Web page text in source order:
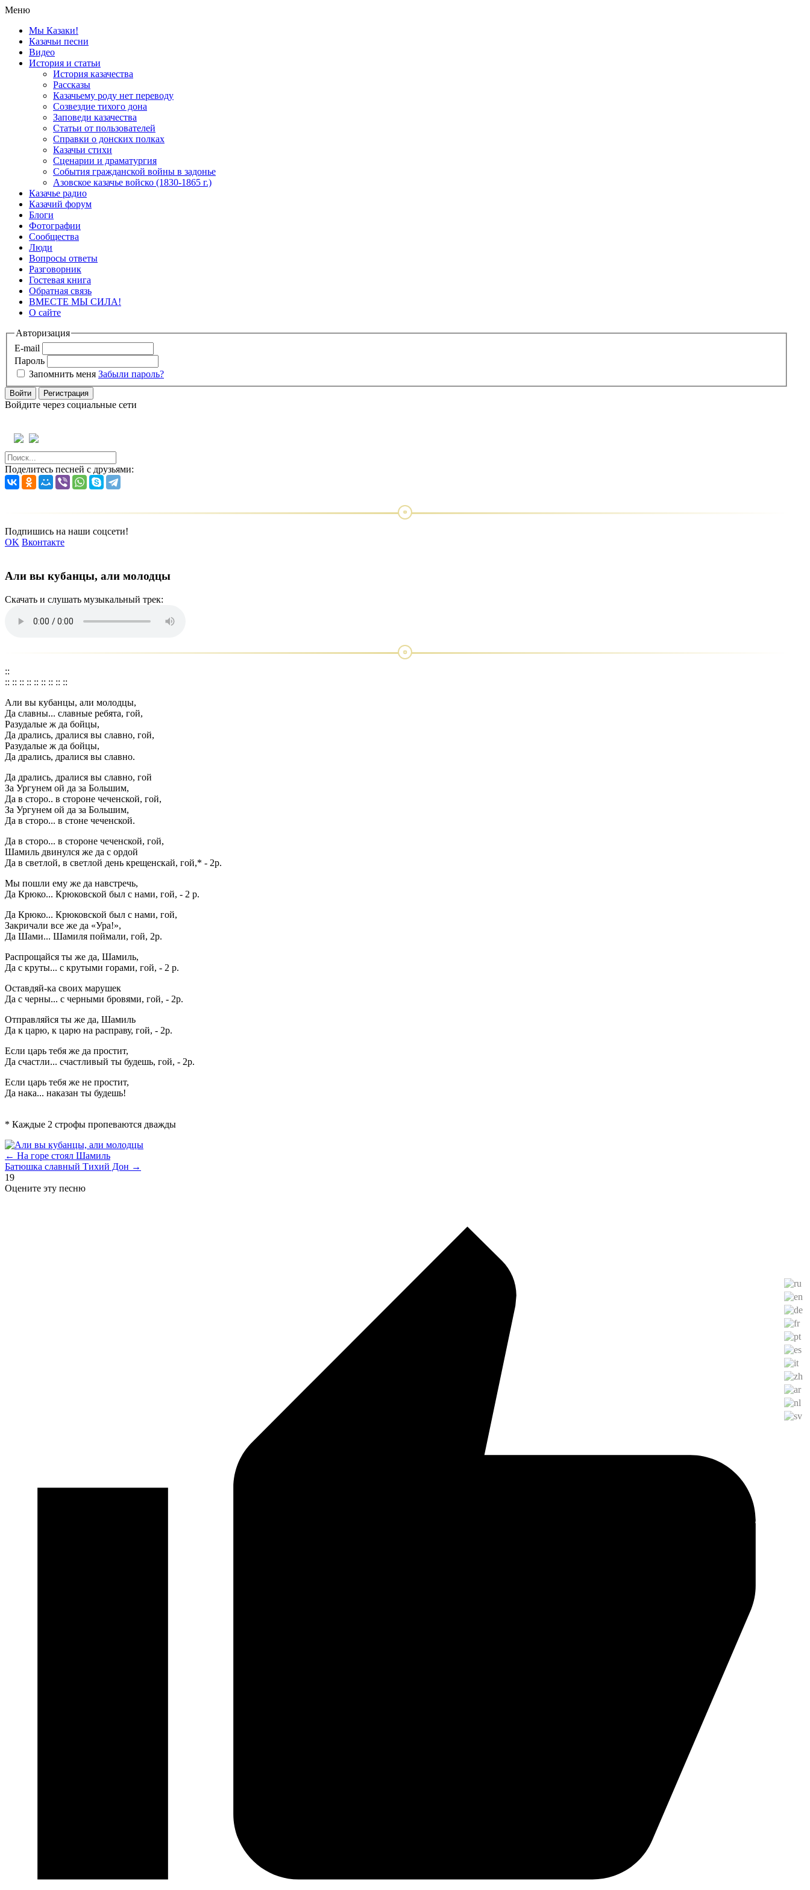
Меню
Мы Казаки!
Казачьи песни
Видео
История и статьи
История казачества
Рассказы
Казачьему роду нет переводу
Созвездие тихого дона
Заповеди казачества
Статьи от пользователей
Справки о донских полках
Казачьи стихи
Сценарии и драматургия
События гражданской войны в задонье
Азовское казачье войско (1830-1865 г.)
Казачье радио
Казачий форум
Блоги
Фотографии
Сообщества
Люди
Вопросы ответы
Разговорник
Гостевая книга
Обратная связь
ВМЕСТЕ МЫ СИЛА!
О сайте
Авторизация
E-mail
Пароль
Запомнить меня Забыли пароль?
Войти Регистрация
Войдите через социальные сети
Поделитесь песней с друзьями:
Подпишись на наши соцсети!
OK Вконтакте
Али вы кубанцы, али молодцы
Скачать и слушать музыкальный трек:
::
:: :: :: :: :: :: :: :: ::
Али вы кубанцы, али молодцы,
Да славны... славные ребята, гой,
Разудалые ж да бойцы,
Да дрались, дралися вы славно, гой,
Разудалые ж да бойцы,
Да дрались, дралися вы славно.
Да дрались, дралися вы славно, гой
За Ургунем ой да за Большим,
Да в сторо.. в стороне чеченской, гой,
За Ургунем ой да за Большим,
Да в сторо... в стоне чеченской.
Да в сторо... в стороне чеченской, гой,
Шамиль двинулся же да с ордой
Да в светлой, в светлой день крещенскай, гой,* - 2р.
Мы пошли ему же да навстречь,
Да Крюко... Крюковской был с нами, гой, - 2 р.
Да Крюко... Крюковской был с нами, гой,
Закричали все же да «Ура!»,
Да Шами... Шамиля поймали, гой, 2р.
Распрощайся ты же да, Шамиль,
Да с круты... с крутыми горами, гой, - 2 р.
Оставдяй-ка своих марушек
Да с черны... с черными бровями, гой, - 2р.
Отправляйся ты же да, Шамиль
Да к царю, к царю на расправу, гой, - 2р.
Если царь тебя же да простит,
Да счастли... счастливый ты будешь, гой, - 2р.
Если царь тебя же не простит,
Да нака... наказан ты будешь!
* Каждые 2 строфы пропеваются дважды
← На горе стоял Шамиль
Батюшка славный Тихий Дон →
19
Оцените эту песню